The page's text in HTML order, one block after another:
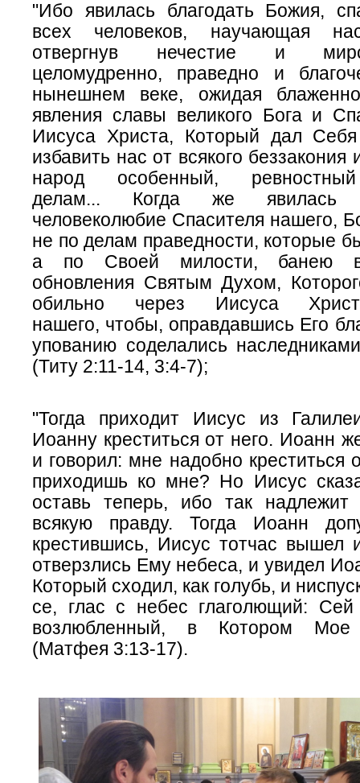
"Ибо явилась благодать Божия,
всех человеков, научающая
отвергнув нечестие и
целомудренно, праведно и
нынешнем веке, ожидая
явления славы великого Бога и
Иисуса Христа, Который дал
избавить нас от всякого беззакония
народ особенный,
делам... Когда же явилась
человеколюбие Спасителя нашего,
не по делам праведности, которые
а по Своей милости, банею
обновления Святым Духом,
обильно через Иисуса
нашего, чтобы, оправдавшись Его
упованию соделались
(Титу 2:11-14, 3:4-7);
"Тогда приходит Иисус из
Иоанну креститься от него. Иоанн
и говорил: мне надобно креститься
приходишь ко мне? Но Иисус
оставь теперь, ибо так надлежит
всякую правду. Тогда Иоанн
крестившись, Иисус тотчас
отверзлись Ему небеса, и увидел
Который сходил, как голубь, и
се, глас с небес глаголющий:
возлюбленный, в Котором Мое
(Матфея 3:13-17).